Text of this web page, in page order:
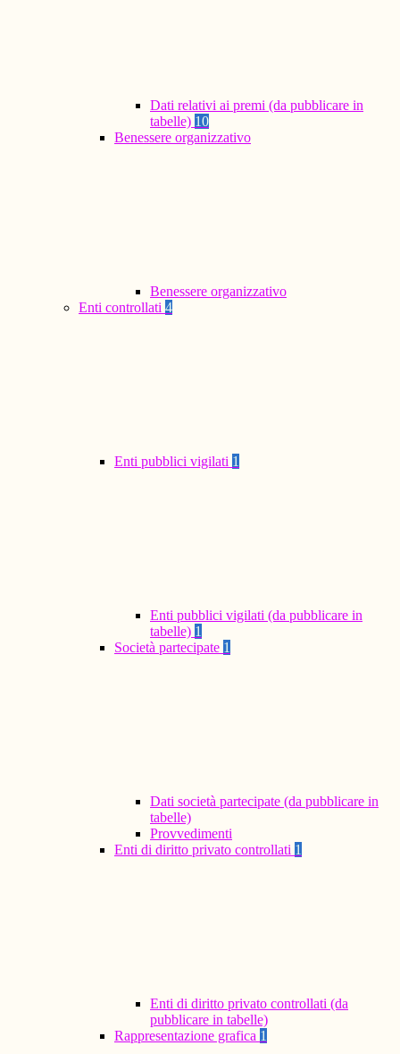
Dati relativi ai premi (da pubblicare in
tabelle) 10
Benessere organizzativo
Benessere organizzativo
Enti controllati 4
Enti pubblici vigilati 1
Enti pubblici vigilati (da pubblicare in
tabelle) 1
Società partecipate 1
Dati società partecipate (da pubblicare in
tabelle)
Provvedimenti
Enti di diritto privato controllati 1
Enti di diritto privato controllati (da
pubblicare in tabelle)
Rappresentazione grafica 1